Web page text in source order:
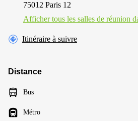
75012 Paris 12
Afficher tous les salles de réunion
Itinéraire à suivre
Distance
Bus
Métro